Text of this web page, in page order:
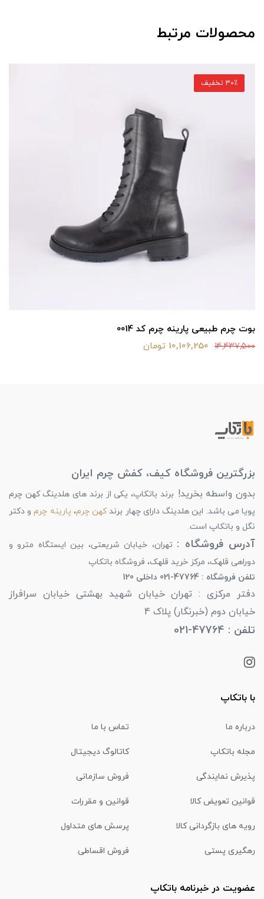
محصولات مرتبط
بوت چرم طبیعی پارینه چرم کد 0014
14,437,500 10,106,250 تومان
30٪ تخفیف
بزرگترین فروشگاه کیف، کفش چرم ایران
بدون واسطه بخرید! برند باتکاپ، یکی از برند های هلدینگ کهن چرم
پویا می باشد. این هلدینگ دارای چهار برندکهن چرم، پارینه چرمو دکتر
نگل و باتکاپ است.
آدرس فروشگاه : تهران، خیابان شریعتی، بین ایستگاه مترو و
دوراهی قلهک، مرکز خرید قلهک، فروشگاه باتکاپ
تلفن فروشگاه : 47764-021 داخلی 120
دفتر مرکزی : تهران خیابان شهید بهشتی خیابان سرافراز
خیابان دوم (خبرنگار) پلاک 4
تلفن : 47764-021
با باتکاپ
درباره ما تماس با ما
مجله باتکاپ کاتالوگ دیجیتال
پذیرش نمایندگی فروش سازمانی
قوانین تعویض کالا قوانین و مقررات
رویه های بازگردانی کالا پرسش های متداول
رهگیری پستی فروش اقساطی
عضویت در خبرنامه باتکاپ